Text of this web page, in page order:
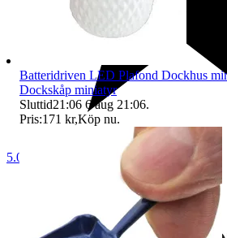
5.0
Batteridriven LED Plafond Dockhus
Dockskåp miniatyr
Sluttid21:06 6 aug 21:06.
Pris:171 kr,Köp nu.